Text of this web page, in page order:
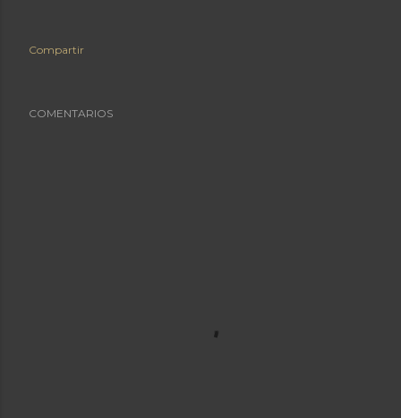
Compartir
COMENTARIOS